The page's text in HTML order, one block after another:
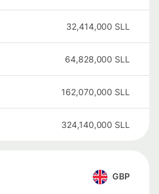
32,414,000 SLL
64,828,000 SLL
162,070,000 SLL
324,140,000 SLL
GBP